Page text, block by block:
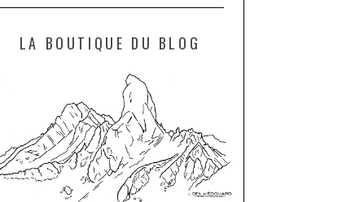
LA BOUTIQUE DU BLOG